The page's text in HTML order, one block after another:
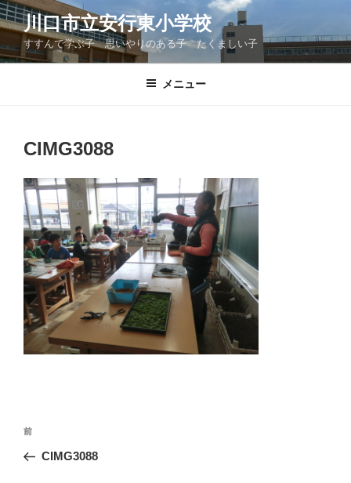
コ
ン
テ
ン
川口市立安行東小学校
すすんで学ぶ子 思いやりのある子 たくましい子
メニュー
CIMG3088
投
ナ
前
の
前
CIMG3088